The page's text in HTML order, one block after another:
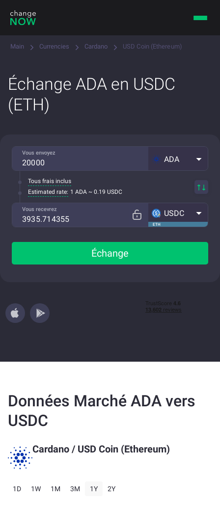
Main Currencies Cardano USD Coin (Ethereum)
Échange ADA en USDC
(ETH)
Vous envoyez
ADA
Tous frais inclus
Estimated rate: 1 ADA ~ 0.19 USDC
Vous recevrez
ETH
USDC
Échange
Données Marché ADA vers
USDC
Cardano / USD Coin (Ethereum)
1D 1W 1M 3M 1Y 2Y